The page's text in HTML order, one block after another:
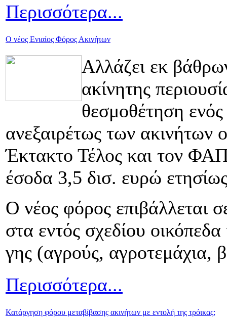
Περισσότερα...
Ο νέος Ενιαίος Φόρος Ακινήτων
Αλλάζει εκ
ακίνητης
θεσμοθέτηση
ανεξαιρέτως των ακινήτων
Έκτακτο Τέλος και τον
έσοδα 3,5 δισ. ευρώ
Ο νέος φόρος επιβάλλεται
στα εντός σχεδίου οικόπεδα
γης (αγρούς, αγροτεμάχια,
Περισσότερα...
Κατάργηση φόρου μεταβίβασης ακινήτων με εντολή της τρόικας;